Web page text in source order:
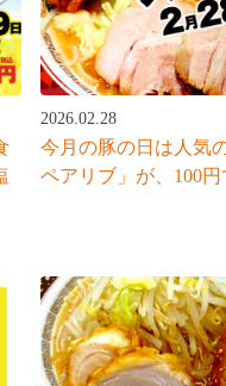
2026.02.28
今月の豚の日は人気
ペアリブ」が、100円